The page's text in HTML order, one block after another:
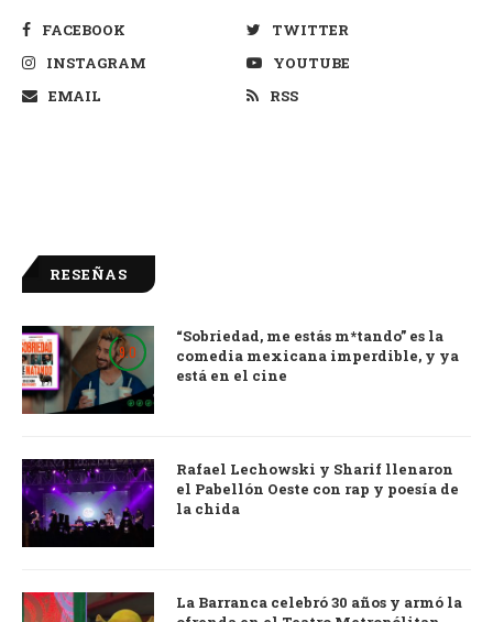
FACEBOOK
TWITTER
INSTAGRAM
YOUTUBE
EMAIL
RSS
RESEÑAS
9.0
“Sobriedad, me estás m*tando” es la
comedia mexicana imperdible, y ya
está en el cine
Rafael Lechowski y Sharif llenaron
el Pabellón Oeste con rap y poesía de
la chida
La Barranca celebró 30 años y armó la